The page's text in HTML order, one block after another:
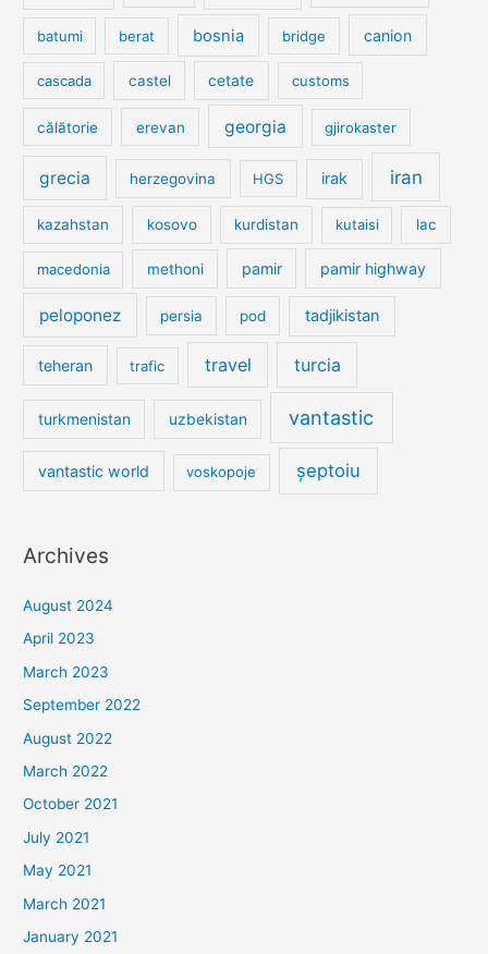
batumi berat bosnia bridge canion
cascada castel cetate customs
călătorie erevan georgia gjirokaster
grecia herzegovina HGS irak iran
kazahstan kosovo kurdistan kutaisi lac
macedonia methoni pamir pamir highway
peloponez persia pod tadjikistan
teheran trafic travel turcia
turkmenistan uzbekistan vantastic
vantastic world voskopoje șeptoiu
Archives
August 2024
April 2023
March 2023
September 2022
August 2022
March 2022
October 2021
July 2021
May 2021
March 2021
January 2021